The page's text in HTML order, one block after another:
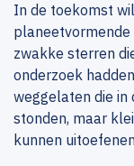
In de toekomst
planeetvormende
zwakke sterren
onderzoek
weggelaten die in
stonden, maar
kunnen